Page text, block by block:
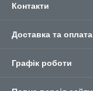
Контакти
Доставка та оплата
Графік роботи